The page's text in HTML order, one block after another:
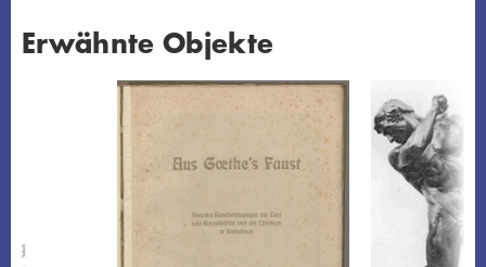
Erwähnte Objekte